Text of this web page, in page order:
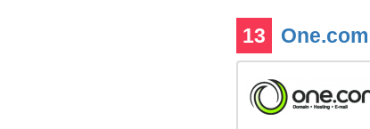
13 One.com